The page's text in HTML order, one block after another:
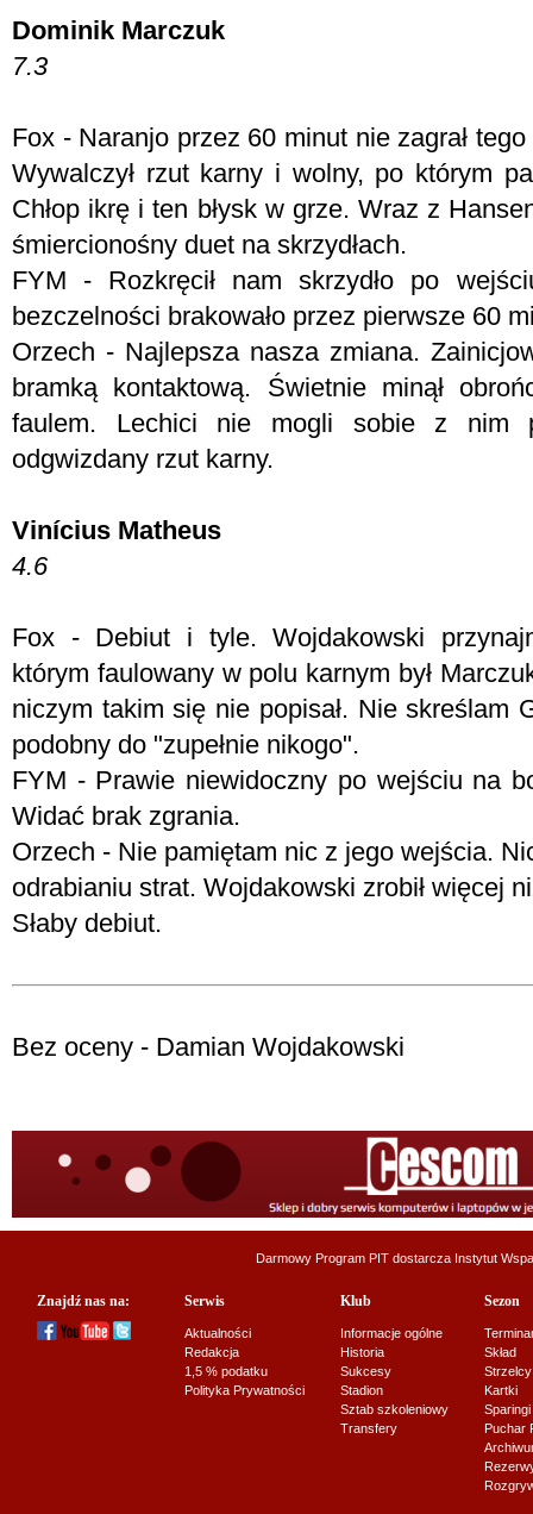
Dominik Marczuk
7.3
Fox - Naranjo przez 60 minut nie zagrał
Wywalczył rzut karny i wolny, po którym
Chłop ikrę i ten błysk w grze. Wraz z
śmiercionośny duet na skrzydłach.
FYM - Rozkręcił nam skrzydło po
bezczelności brakowało przez pierwsze 60
Orzech - Najlepsza nasza zmiana.
bramką kontaktową. Świetnie minął
faulem. Lechici nie mogli sobie z nim
odgwizdany rzut karny.
Vinícius Matheus
4.6
Fox - Debiut i tyle. Wojdakowski
którym faulowany w polu karnym był
niczym takim się nie popisał. Nie skreślam
podobny do "zupełnie nikogo".
FYM - Prawie niewidoczny po wejściu na
Widać brak zgrania.
Orzech - Nie pamiętam nic z jego wejścia.
odrabianiu strat. Wojdakowski zrobił więcej
Słaby debiut.
Bez oceny - Damian Wojdakowski
Darmowy Program PIT dostarcza Instytut
Znajdź nas na: Serwis
Aktualności
Redakcja
1,5 % podatku
Polityka Prywatności
Klub
Informacje ogólne
Historia
Sukcesy
Stadion
Sztab szkoleniowy
Transfery
Sezon
Skład
Strzelcy
Kartki
Sparingi
Puchar